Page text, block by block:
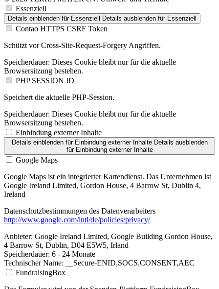
Essenziell
Details einblenden für Essenziell Details ausblenden für Essenziell
Contao HTTPS CSRF Token
Schützt vor Cross-Site-Request-Forgery Angriffen.
Speicherdauer: Dieses Cookie bleibt nur für die aktuelle
Browsersitzung bestehen.
PHP SESSION ID
Speichert die aktuelle PHP-Session.
Speicherdauer: Dieses Cookie bleibt nur für die aktuelle
Browsersitzung bestehen.
Einbindung externer Inhalte
Details einblendenfür Einbindung externer Inhalte Details ausblenden
für Einbindung externer Inhalte
Google Maps
Google Maps ist ein integrierter Kartendienst. Das Unternehmen ist
Google Ireland Limited, Gordon House, 4 Barrow St, Dublin 4,
Ireland
Datenschutzbestimmungen des Datenverarbeiters
http://www.google.com/intl/de/policies/privacy/
Anbieter: Google Ireland Limited, Google Building Gordon House,
4 Barrow St, Dublin, D04 E5W5, Irland
Speicherdauer: 6 - 24 Monate
Technischer Name: __Secure-ENID,SOCS,CONSENT,AEC
FundraisingBox